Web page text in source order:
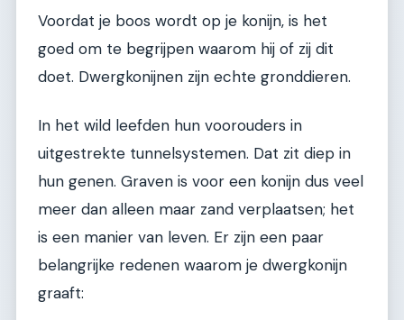
Voordat je boos wordt op je konijn, is het
goed om te begrijpen waarom hij of zij dit
doet. Dwergkonijnen zijn echte gronddieren.
In het wild leefden hun voorouders in
uitgestrekte tunnelsystemen. Dat zit diep in
hun genen. Graven is voor een konijn dus veel
meer dan alleen maar zand verplaatsen; het
is een manier van leven. Er zijn een paar
belangrijke redenen waarom je dwergkonijn
graaft: